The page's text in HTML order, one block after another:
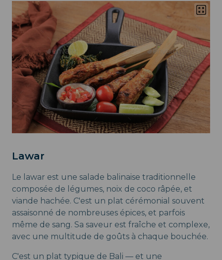
Lawar
Le lawar est une salade balinaise traditionnelle
composée de légumes, noix de coco râpée, et
viande hachée. C'est un plat cérémonial souvent
assaisonné de nombreuses épices, et parfois
même de sang. Sa saveur est fraîche et complexe,
avec une multitude de goûts à chaque bouchée.
C'est un plat typique de Bali — et une